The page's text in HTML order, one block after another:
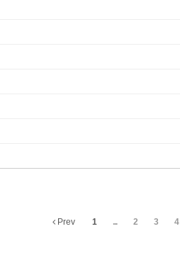
Prev 1 ... 2 3 4